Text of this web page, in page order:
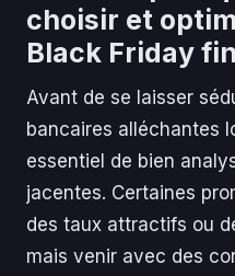
choisir et
Black Friday
Avant de se laisser
bancaires alléchantes
essentiel de bien
jacentes. Certaines
des taux attractifs ou
mais venir avec des